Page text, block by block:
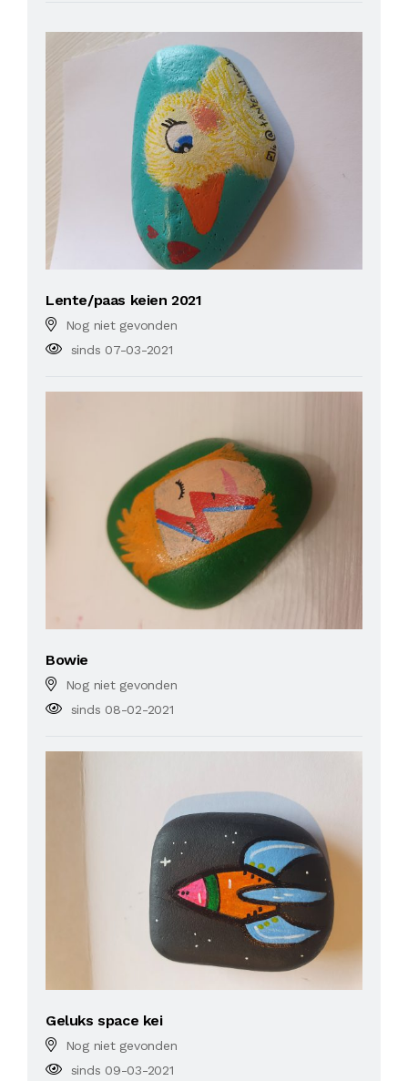
Lente/paas keien 2021
Nog niet gevonden
sinds 07-03-2021
Bowie
Nog niet gevonden
sinds 08-02-2021
Geluks space kei
Nog niet gevonden
sinds 09-03-2021